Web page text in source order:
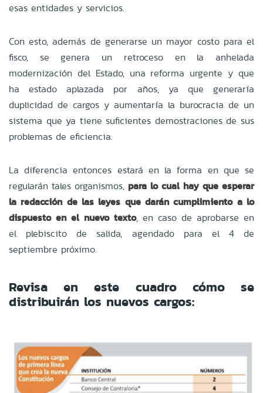
esas entidades y servicios.
Con esto, además de generarse un mayor costo para el
fisco, se genera un retroceso en la anhelada
modernización del Estado, una reforma urgente y que
ha estado aplazada por años, ya que generaría
duplicidad de cargos y aumentaría la burocracia de un
sistema que ya tiene suficientes demostraciones de sus
problemas de eficiencia.
La diferencia entonces estará en la forma en que se
regularán tales organismos, para lo cual hay que esperar
la redacción de las leyes que darán cumplimiento a lo
dispuesto en el nuevo texto, en caso de aprobarse en
el plebiscito de salida, agendado para el 4 de
septiembre próximo.
Revisa en este cuadro cómo se
distribuirán los nuevos cargos: